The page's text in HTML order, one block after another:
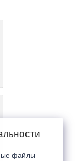
файлы